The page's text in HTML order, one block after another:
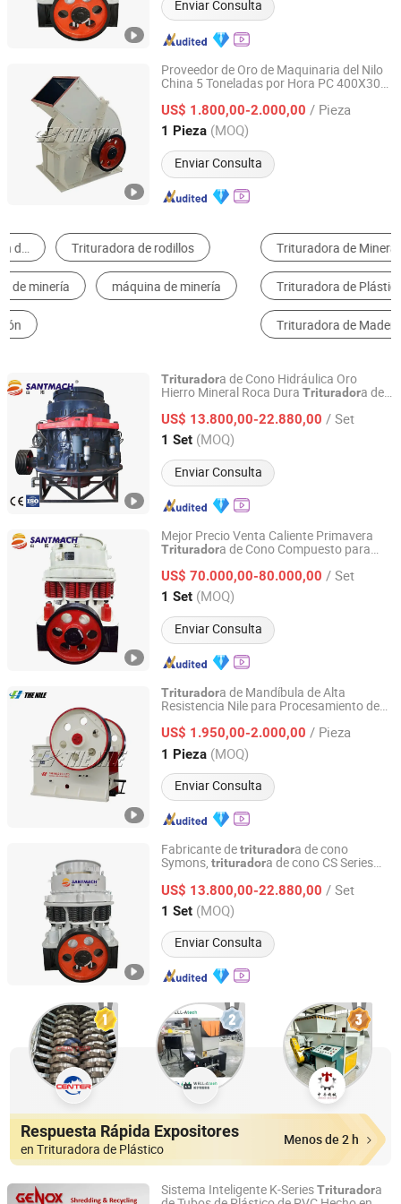
Enviar Consulta
Proveedor de Oro de Maquinaria del Nilo
China 5 Toneladas por Hora PC 400X300
Máquina de Molino de Martillo Molino de
Martillo
Triturador
US$ 1.800,00-2.000,00 / Pieza
1 Pieza (MOQ)
Enviar Consulta
The Nile Machinery Co., Ltd.
Henan, China Desde 2025
Trituradora de Mineral Piezas de Maquinaria de Minería
Trituradora de Plástico Rompe mandíbulas
Trituradora de Madera Trituradora de cono
Trituradora de Cono Hidráulica Oro
Hierro Mineral Roca Dura Trituradora de
Trituradora de Cono
US$ 13.800,00-22.880,00 / Set
1 Set (MOQ)
Enviar Consulta
Henan Santmach Machinery Equipment Co Ltd
Henan, China Desde 2024
Mejor Precio Venta Caliente Primavera
Trituradora de Cono Compuesto para
Granito Piedra Oro Hierro Minerales
US$ 70.000,00-80.000,00 / Set
1 Set (MOQ)
Enviar Consulta
Henan Santmach Machinery Equipment Co Ltd
Henan, China Desde 2024
Trituradora de Mandíbula de Alta
Resistencia Nile para Procesamiento de
US$ 1.950,00-2.000,00 / Pieza
1 Pieza (MOQ)
Enviar Consulta
The Nile Machinery Co., Ltd.
Henan, China Desde 2025
Fabricante detrituradora de cono
Symons, trituradora de cono CS Series
para minería
US$ 13.800,00-22.880,00 / Set
1 Set (MOQ)
Enviar Consulta
Henan Santmach Machinery Equipment Co Ltd
Henan, China Desde 2024
Respuesta Rápida Expositores
en Trituradora de Plástico
Menos de 2 h
Sistema Inteligente K-SeriesTrituradora